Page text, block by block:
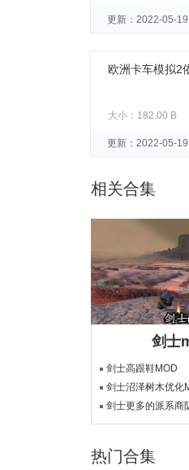
更新：2022-05-19
欧洲卡车模拟2
大小：182.00 B
更新：2022-05-19
相关合集
剑士
剑士高跟鞋MOD
剑士沼泽树木优化
剑士更多的派系商
热门合集